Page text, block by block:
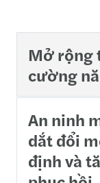
Mở rộng
cường
An ninh
dắt đổi
định và